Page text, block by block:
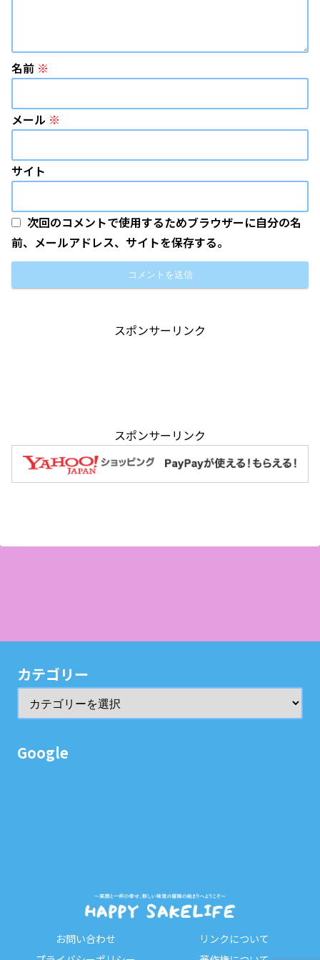
名前 ※
メール ※
サイト
次回のコメントで使用するためブラウザーに自分の名
前、メールアドレス、サイトを保存する。
スポンサーリンク
スポンサーリンク
カテゴリー
Google
お問い合わせ
リンクについて